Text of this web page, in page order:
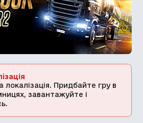
локалізація. Придбайте гру в
завантажуйте і